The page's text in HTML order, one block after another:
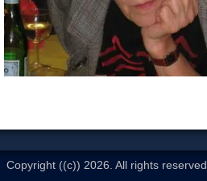
Le Club
Copyright ((c)) 2026. All rights reserved.